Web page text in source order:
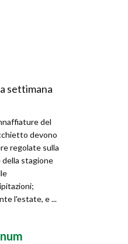
settimana
del
devono
regolate sulla
della stagione
l'estate, e ...